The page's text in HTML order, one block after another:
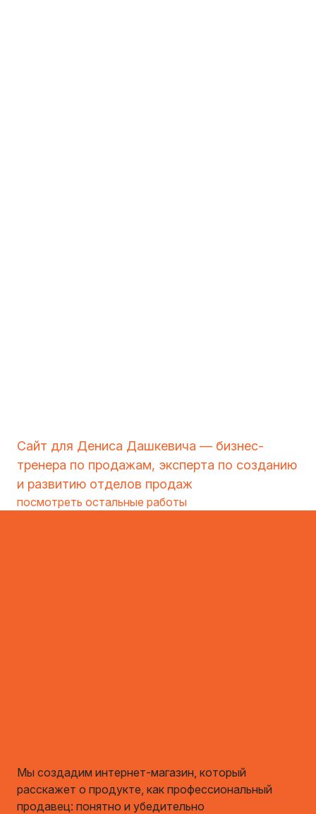
Сайт для Дениса Дашкевича — бизнес-
тренера по продажам, эксперта по созданию
и развитию отделов продаж
посмотреть остальные работы
Мы создадим интернет-магазин, который
расскажет о продукте, как профессиональный
продавец: понятно и убедительно